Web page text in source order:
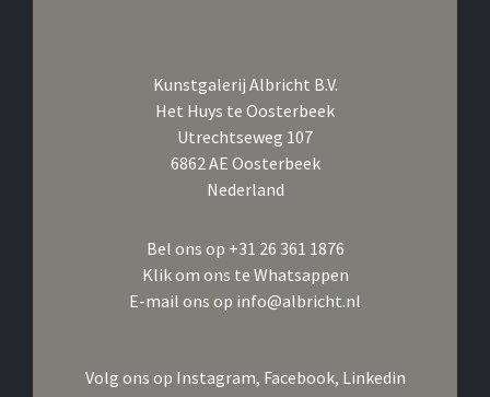
Kunstgalerij Albricht B.V.
Het Huys te Oosterbeek
Utrechtseweg 107
6862 AE Oosterbeek
Nederland
Bel ons op +31 26 361 1876
Klik om ons te Whatsappen
E-mail ons op info@albricht.nl
Volg ons op Instagram, Facebook, Linkedin